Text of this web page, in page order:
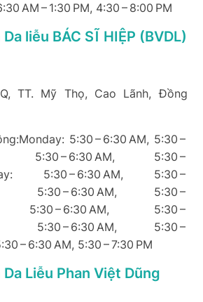
AM – 1:30 PM, 4:30 – 8:00 PM
liễu BÁC SĨ HIỆP (BVDL)
TT. Mỹ Thọ, Cao Lãnh, Đồng
5:30 – 6:30 AM, 5:30 –
5:30 – 6:30 AM, 5:30 –
5:30 – 6:30 AM, 5:30 –
5:30 – 6:30 AM, 5:30 –
5:30 – 6:30 AM, 5:30 –
5:30 – 6:30 AM, 5:30 –
– 6:30 AM, 5:30 – 7:30 PM
Liễu Phan Việt Dũng